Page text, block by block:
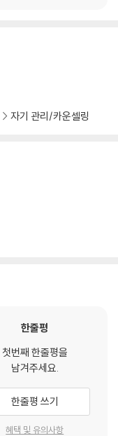
자기 관리/카운셀링
한줄평
첫번째 한줄평을
남겨주세요.
한줄평 쓰기
혜택 및 유의사항